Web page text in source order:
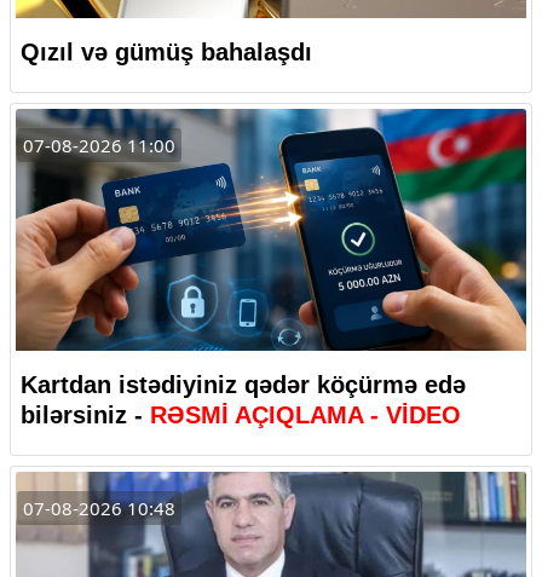
Qızıl və gümüş bahalaşdı
07-08-2026 11:00
Kartdan istədiyiniz qədər köçürmə edə
bilərsiniz - RƏSMİ AÇIQLAMA - VİDEO
07-08-2026 10:48